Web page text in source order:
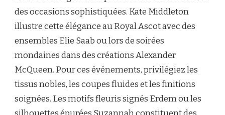
des occasions sophistiquées. Kate Middleton
illustre cette élégance au Royal Ascot avec des
ensembles Elie Saab ou lors de soirées
mondaines dans des créations Alexander
McQueen. Pour ces événements, privilégiez les
tissus nobles, les coupes fluides et les finitions
soignées. Les motifs fleuris signés Erdem ou les